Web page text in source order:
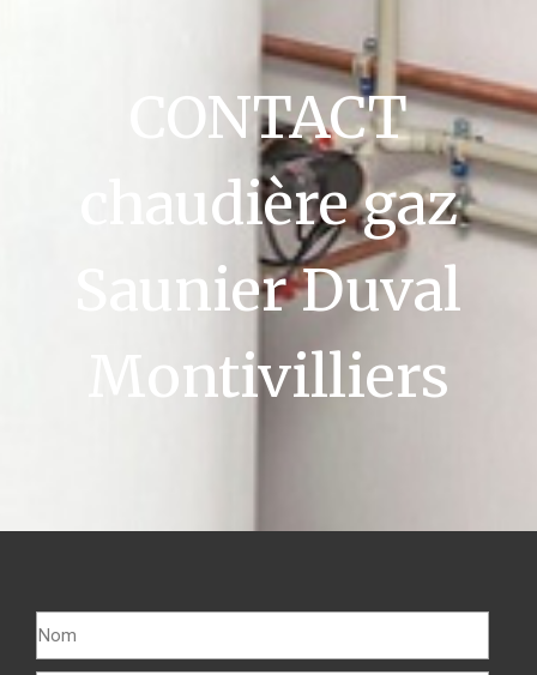
CONTACT
chaudière gaz
Saunier Duval
Montivilliers